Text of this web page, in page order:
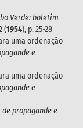
Verde: boletim
(1954), p. 25-28
uma ordenação
e
uma ordenação
e
propagande e